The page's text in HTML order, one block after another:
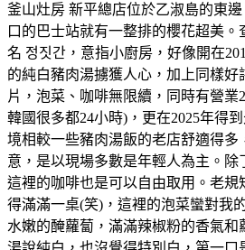
釜山灶房 新平總店位於乙淑島的東
口的巴士站就有一整排的櫻花超美
名 정짓간，意指小廚房，好像開在
的純白豬肉湯擄獲人心，加上同樣好
片，泡菜、咖啡無限續，同時有營業
韓國很多都24小時)，更在2025年得
境相較一些豬肉湯飯的老店舒適得多
意，是以現場多數是年輕人為主。除
這裡的咖啡也是可以自由取用。老規
得滿滿一桌(笑)，這裡的泡菜蠻對我
水嫩的醃蘿蔔，滿滿辣椒粉的香氣